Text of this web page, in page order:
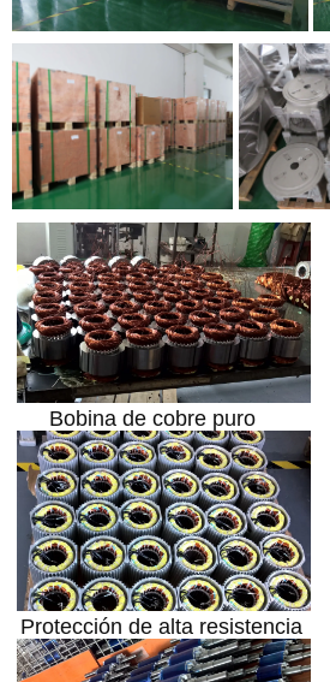
Bobina de cobre puro
Protección de alta resistencia